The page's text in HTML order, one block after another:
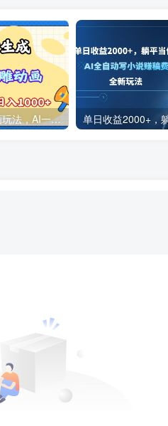
2025最新沙雕动画玩法，AI一键生成，条条原创 轻松破千万播放，单日变现1K+，小白看完就会